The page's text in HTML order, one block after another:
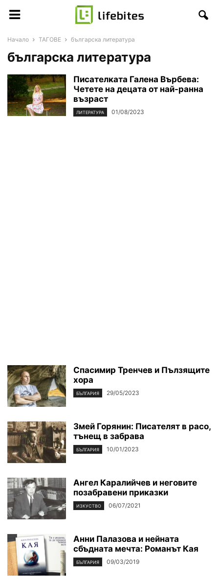
Начало ТАГОВЕ българска литература
българска литература
Писателката Галена Върбева:
Четете на децата от най-ранна
възраст
ЛИТЕРАТУРА 01/08/2023
Спасимир Тренчев и Пълзящите
хора
БЪЛГАРИЯ 29/05/2023
Змей Горянин: Писателят в расо,
тънещ в забрава
БЪЛГАРИЯ 10/01/2023
Ангел Каралийчев и неговите
позабравени приказки
ИЗКУСТВО 06/07/2021
Aнни Палазова и нейната
сбъдната мечта: Романът Кая
БЪЛГАРИЯ 09/03/2019